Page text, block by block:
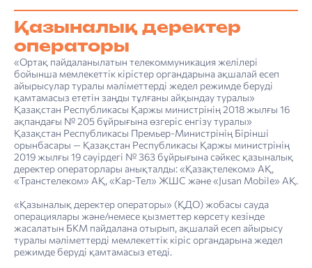
Қазыналық деректер
операторы
«Ортақ пайдаланылатын телекоммуникация желілері
бойынша мемлекеттік кірістер органдарына ақшалай есеп
айырысулар туралы мәліметтерді жедел режимде беруді
қамтамасыз ететін заңды тұлғаны айқындау туралы»
Қазақстан Республикасы Қаржы министрінің 2018 жылғы 16
ақпандағы № 205 бұйрығына өзгеріс енгізу туралы»
Қазақстан Республикасы Премьер-Министрінің Бірінші
орынбасары — Қазақстан Республикасы Қаржы министрінің
2019 жылғы 19 сәуірдегі № 363 бұйрығына сәйкес қазыналық
деректер операторлары анықталды: «Қазақтелеком» АҚ,
«Транстелеком» АҚ, «Кар-Тел» ЖШС және «Jusan Mobile» АҚ.
«Қазыналық деректер операторы» (ҚДО) жобасы сауда
операциялары және/немесе қызметтер көрсету кезінде
жасалатын БКМ пайдалана отырып, ақшалай есеп айырысу
туралы мәліметтерді мемлекеттік кіріс органдарына жедел
режимде беруді қамтамасыз етеді.